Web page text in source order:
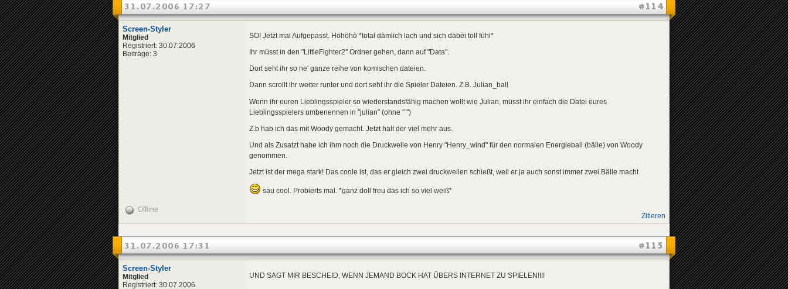
#114
31.07.2006 17:27
Screen-Styler
Mitglied
Registriert: 30.07.2006
Beiträge: 3
SO! Jetzt mal Aufgepasst. Höhöhö *total dämlich lach und sich dabei toll fühl*
Ihr müsst in den "LittleFighter2" Ordner gehen, dann auf "Data".
Dort seht ihr so ne' ganze reihe von komischen dateien.
Dann scrollt ihr weiter runter und dort seht ihr die Spieler Dateien. Z.B. Julian_ball
Wenn ihr euren Lieblingsspieler so wiederstandsfähig machen wollt wie Julian, müsst ihr einfach die Datei eures
Lieblingsspielers umbenennen in "julian" (ohne " ")
Z.b hab ich das mit Woody gemacht. Jetzt hält der viel mehr aus.
Und als Zusatzt habe ich ihm noch die Druckwelle von Henry "Henry_wind" für den normalen Energieball (bälle) von Woody
genommen.
Jetzt ist der mega stark! Das coole ist, das er gleich zwei druckwellen schießt, weil er ja auch sonst immer zwei Bälle macht.
sau cool. Probierts mal. *ganz doll freu das ich so viel weiß*
Offline
Zitieren
#115
31.07.2006 17:31
Screen-Styler
Mitglied
Registriert: 30.07.2006
UND SAGT MIR BESCHEID, WENN JEMAND BOCK HAT ÜBERS INTERNET ZU SPIELEN!!!!